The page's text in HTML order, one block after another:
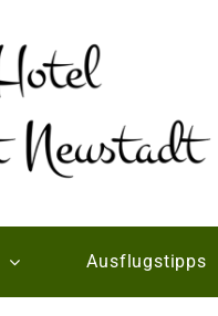
Ausflugstipps